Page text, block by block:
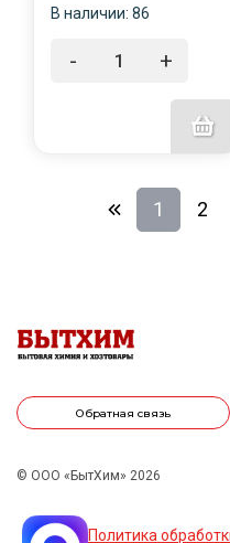
В наличии: 86
- +
1 2
Обратная связь
© ООО «БытХим» 2026
Политика